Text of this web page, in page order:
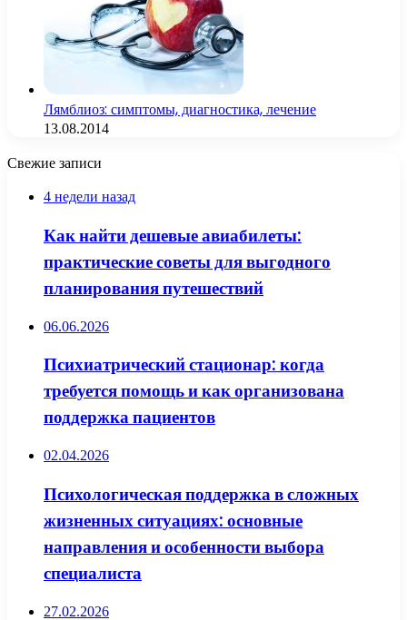
Лямблиоз: симптомы, диагностика, лечение
13.08.2014
Свежие записи
4 недели назад
Как найти дешевые авиабилеты:
практические советы для выгодного
планирования путешествий
06.06.2026
Психиатрический стационар: когда
требуется помощь и как организована
поддержка пациентов
02.04.2026
Психологическая поддержка в сложных
жизненных ситуациях: основные
направления и особенности выбора
специалиста
27.02.2026